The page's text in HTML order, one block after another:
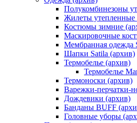
Полукомбинезоны
Жилеты утепленные
Костюмы зимние
Маскировочные
Мембранная одежда
Шапки Satila (архив)
Термобелье (архив)
Термобелье
Термоноски (архив)
Варежки-перчатки-
Дождевики (архив)
Банданы BUFF
Головные уборы